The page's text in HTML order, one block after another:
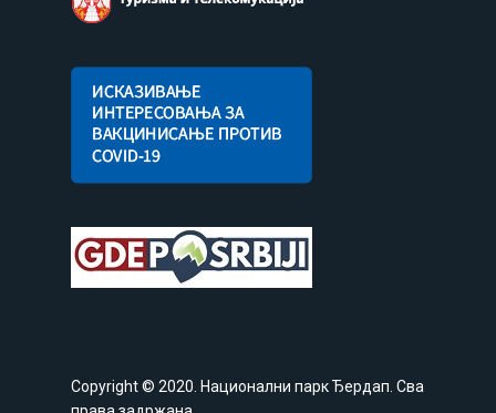
Copyright © 2020. Национални парк Ђердап. Сва